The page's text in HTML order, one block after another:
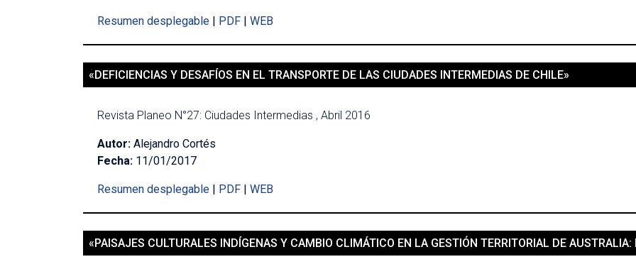
Resumen desplegable | PDF | WEB
«DEFICIENCIAS Y DESAFÍOS EN EL TRANSPORTE DE LAS CIUDADES INTERMEDIAS DE CHILE»
Revista Planeo N°27: Ciudades Intermedias , Abril 2016
Autor: Alejandro Cortés
Fecha: 11/01/2017
Resumen desplegable | PDF | WEB
«PAISAJES CULTURALES INDÍGENAS Y CAMBIO CLIMÁTICO EN LA GESTIÓN TERRITORIAL DE